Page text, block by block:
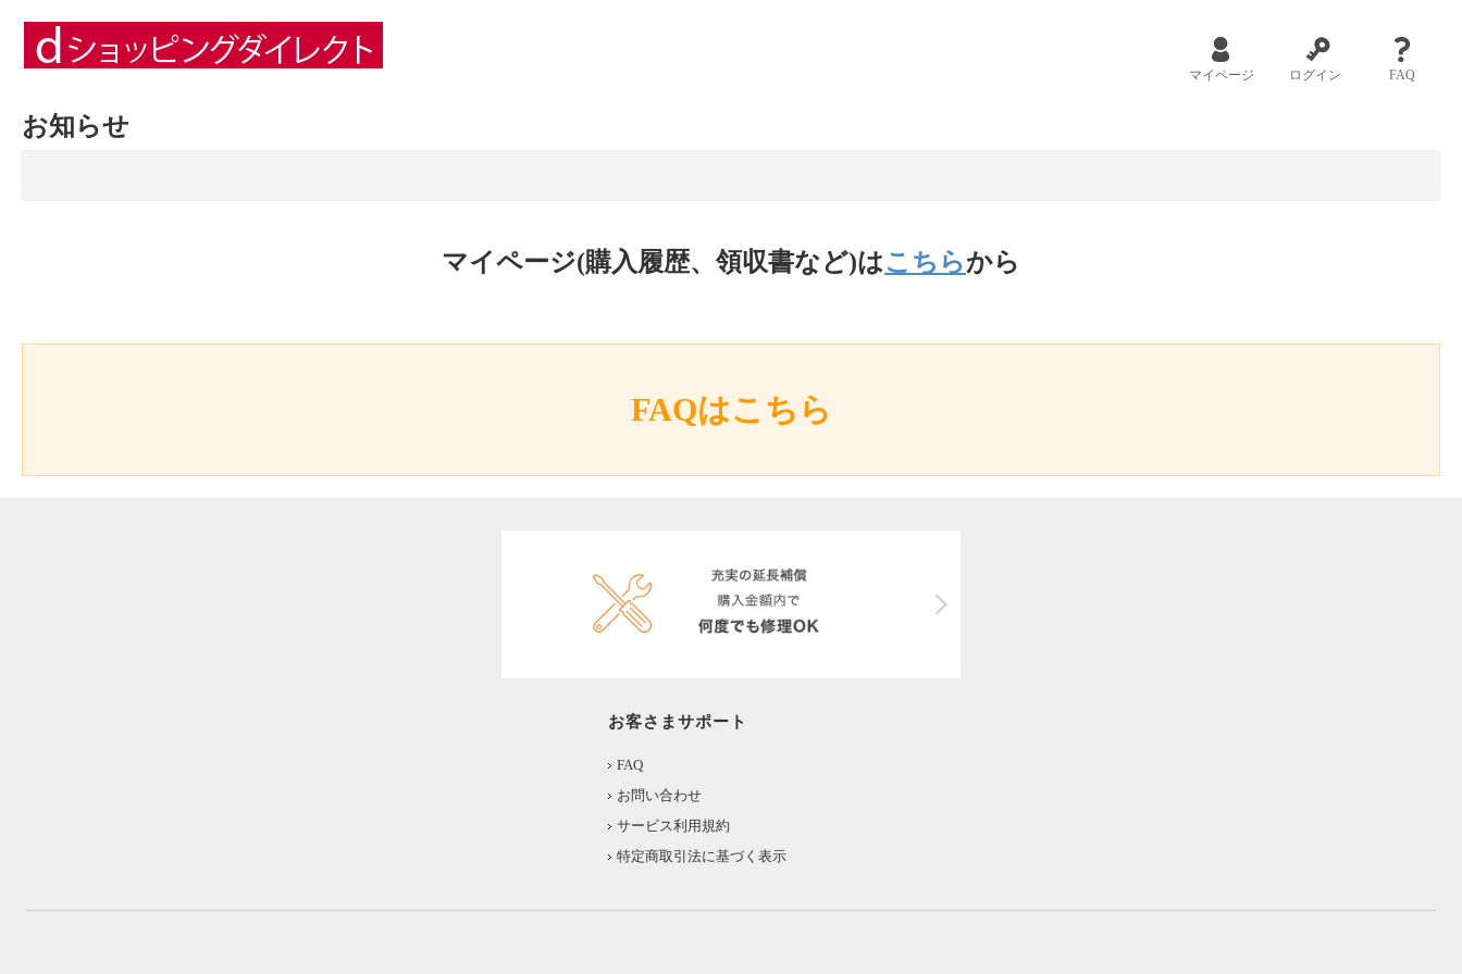
マイページ ログイン FAQ
お知らせ
マイページ(購入履歴、領収書など)はこちらから
FAQはこちら
お客さまサポート
FAQ
お問い合わせ
サービス利用規約
特定商取引法に基づく表示